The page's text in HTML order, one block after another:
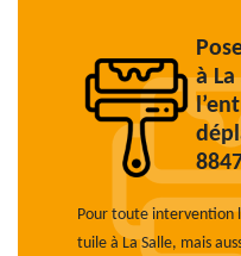
à
Pour toute intervention
tuile à La Salle, mais